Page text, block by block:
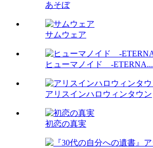
あそぼ
サムウェア
ヒューマノイド -ETERNA...
アリスインハロウィンタウン
初恋の真実